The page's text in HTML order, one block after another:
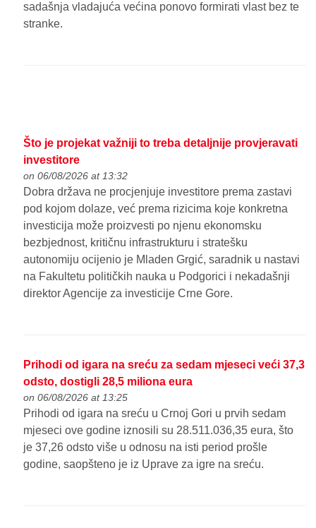
sadašnja vladajuća većina ponovo formirati vlast bez te
stranke.
Što je projekat važniji to treba detaljnije provjeravati
investitore
on 06/08/2026 at 13:32
Dobra država ne procjenjuje investitore prema zastavi
pod kojom dolaze, već prema rizicima koje konkretna
investicija može proizvesti po njenu ekonomsku
bezbjednost, kritičnu infrastrukturu i stratešku
autonomiju ocijenio je Mladen Grgić, saradnik u nastavi
na Fakultetu političkih nauka u Podgorici i nekadašnji
direktor Agencije za investicije Crne Gore.
Prihodi od igara na sreću za sedam mjeseci veći 37,3
odsto, dostigli 28,5 miliona eura
on 06/08/2026 at 13:25
Prihodi od igara na sreću u Crnoj Gori u prvih sedam
mjeseci ove godine iznosili su 28.511.036,35 eura, što
je 37,26 odsto više u odnosu na isti period prošle
godine, saopšteno je iz Uprave za igre na sreću.